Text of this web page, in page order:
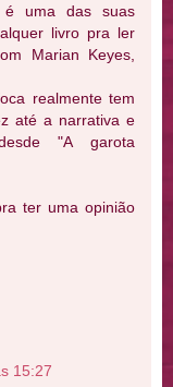
é uma das suas
livro pra ler
Marian Keyes,
realmente tem
até a narrativa e
"A garota
ter uma opinião
15:27